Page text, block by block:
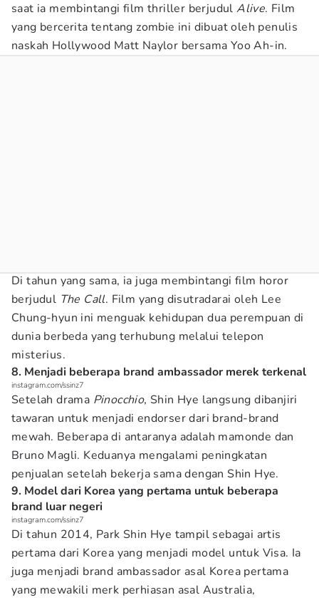
saat ia membintangi film thriller berjudulAlive. Film
yang bercerita tentang zombie ini dibuat oleh penulis
naskah Hollywood Matt Naylor bersama Yoo Ah-in.
Di tahun yang sama, ia juga membintangi film horor
berjudul The Call. Film yang disutradarai oleh Lee
Chung-hyun ini menguak kehidupan dua perempuan di
dunia berbeda yang terhubung melalui telepon
misterius.
8. Menjadi beberapa brand ambassador merek terkenal
instagram.com/ssinz7
Setelah drama Pinocchio, Shin Hye langsung dibanjiri
tawaran untuk menjadi endorser dari brand-brand
mewah. Beberapa di antaranya adalah mamonde dan
Bruno Magli. Keduanya mengalami peningkatan
penjualan setelah bekerja sama dengan Shin Hye.
9. Model dari Korea yang pertama untuk beberapa
brand luar negeri
instagram.com/ssinz7
Di tahun 2014, Park Shin Hye tampil sebagai artis
pertama dari Korea yang menjadi model untuk Visa. Ia
juga menjadi brand ambassador asal Korea pertama
yang mewakili merk perhiasan asal Australia,